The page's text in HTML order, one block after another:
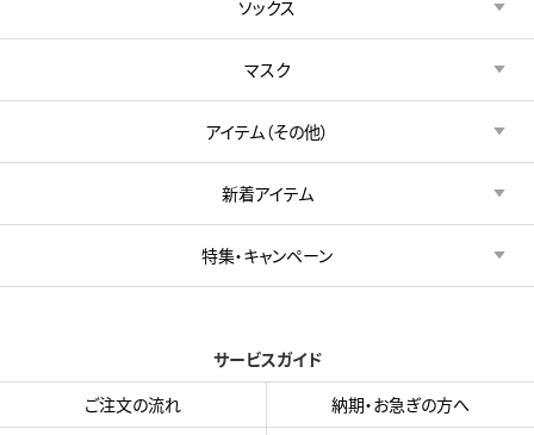
ソックス
マスク
アイテム（その他）
新着アイテム
特集・キャンペーン
サービスガイド
ご注文の流れ
納期・お急ぎの方へ